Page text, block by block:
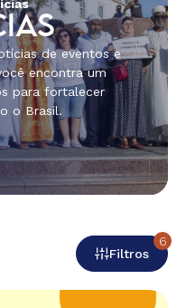
de eventos e
encontra um
para fortalecer
o Brasil.
Filtros
6